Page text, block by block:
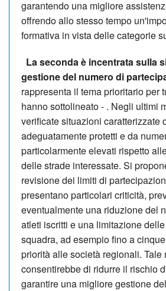
garantendo una migliore
offrendo allo stesso tempo
formativa in vista delle categorie
La seconda è incentrata sulla
gestione del numero di
rappresenta il tema prioritario per
hanno sottolineato - . Negli ultimi
verificate situazioni caratterizzate
adeguatamente protetti e da
particolarmente elevati rispetto
delle strade interessate. Si
revisione dei limiti di
presentano particolari criticità,
eventualmente una riduzione del
atleti iscritti e una limitazione
squadra, ad esempio fino a
priorità alle società regionali. Tale
consentirebbe di ridurre il rischio
garantire una migliore gestione